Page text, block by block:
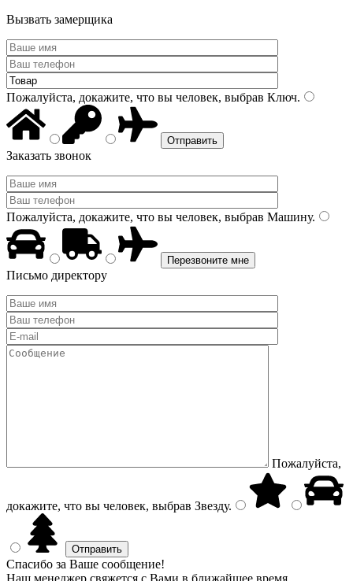
Вызвать замерщика
Пожалуйста, докажите, что вы человек, выбрав Ключ.
Заказать звонок
Пожалуйста, докажите, что вы человек, выбрав Машину.
Письмо директору
Пожалуйста,
докажите, что вы человек, выбрав Звезду.
Спасибо за Ваше сообщение!
Наш менеджер свяжется с Вами в ближайшее время.